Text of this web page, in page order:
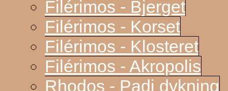
Filérimos - Bjerget
Filérimos - Korset
Filérimos - Klosteret
Filérimos - Akropolis
Rhodos - Padi dykning